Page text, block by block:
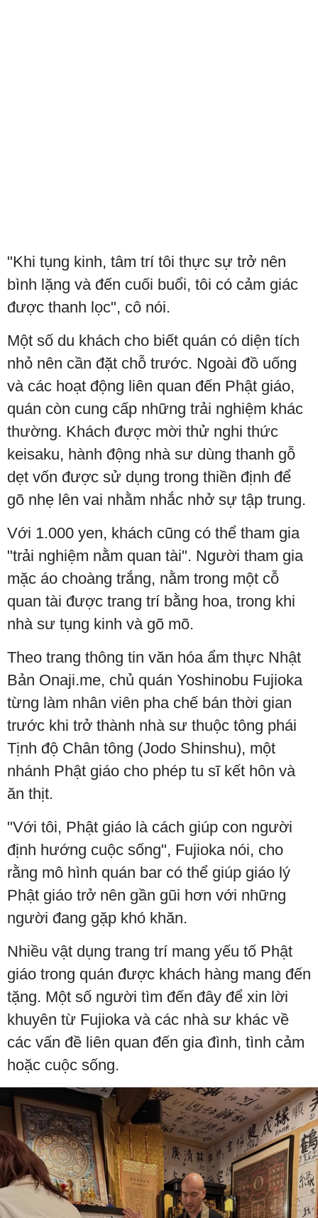
"Khi tụng kinh, tâm trí tôi thực sự trở nên
bình lặng và đến cuối buổi, tôi có cảm giác
được thanh lọc", cô nói.
Một số du khách cho biết quán có diện tích
nhỏ nên cần đặt chỗ trước. Ngoài đồ uống
và các hoạt động liên quan đến Phật giáo,
quán còn cung cấp những trải nghiệm khác
thường. Khách được mời thử nghi thức
keisaku, hành động nhà sư dùng thanh gỗ
dẹt vốn được sử dụng trong thiền định để
gõ nhẹ lên vai nhằm nhắc nhở sự tập trung.
Với 1.000 yen, khách cũng có thể tham gia
"trải nghiệm nằm quan tài". Người tham gia
mặc áo choàng trắng, nằm trong một cỗ
quan tài được trang trí bằng hoa, trong khi
nhà sư tụng kinh và gõ mõ.
Theo trang thông tin văn hóa ẩm thực Nhật
Bản Onaji.me, chủ quán Yoshinobu Fujioka
từng làm nhân viên pha chế bán thời gian
trước khi trở thành nhà sư thuộc tông phái
Tịnh độ Chân tông (Jodo Shinshu), một
nhánh Phật giáo cho phép tu sĩ kết hôn và
ăn thịt.
"Với tôi, Phật giáo là cách giúp con người
định hướng cuộc sống", Fujioka nói, cho
rằng mô hình quán bar có thể giúp giáo lý
Phật giáo trở nên gần gũi hơn với những
người đang gặp khó khăn.
Nhiều vật dụng trang trí mang yếu tố Phật
giáo trong quán được khách hàng mang đến
tặng. Một số người tìm đến đây để xin lời
khuyên từ Fujioka và các nhà sư khác về
các vấn đề liên quan đến gia đình, tình cảm
hoặc cuộc sống.